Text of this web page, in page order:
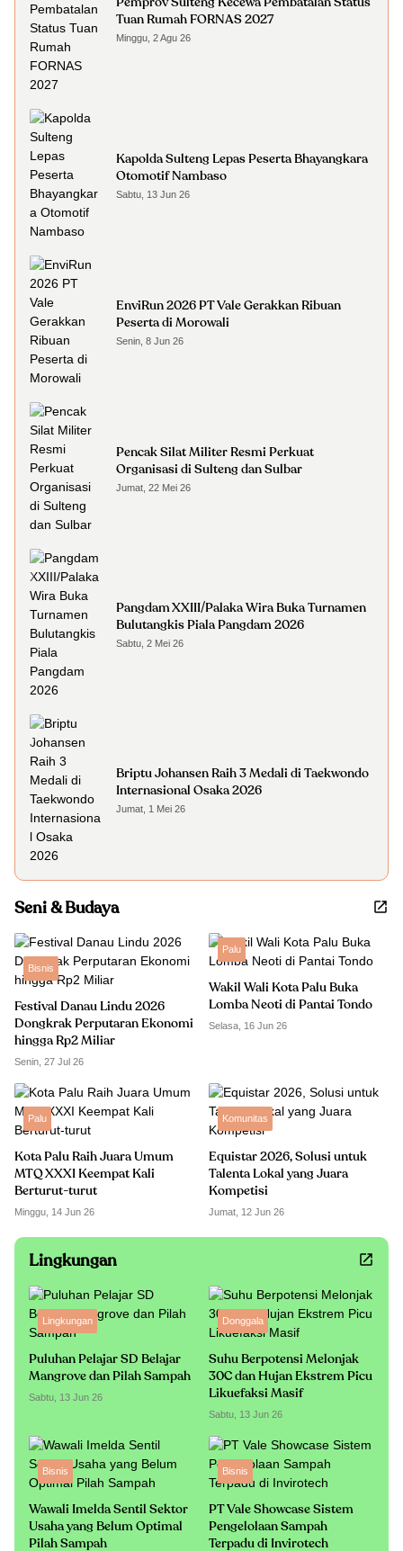
Pemprov Sulteng Kecewa Pembatalan Status
Tuan Rumah FORNAS 2027
Minggu, 2 Agu 26
Kapolda Sulteng Lepas Peserta Bhayangkara
Otomotif Nambaso
Sabtu, 13 Jun 26
EnviRun 2026 PT Vale Gerakkan Ribuan
Peserta di Morowali
Senin, 8 Jun 26
Pencak Silat Militer Resmi Perkuat
Organisasi di Sulteng dan Sulbar
Jumat, 22 Mei 26
Pangdam XXIII/Palaka Wira Buka Turnamen
Bulutangkis Piala Pangdam 2026
Sabtu, 2 Mei 26
Briptu Johansen Raih 3 Medali di Taekwondo
Internasional Osaka 2026
Jumat, 1 Mei 26
Seni & Budaya
Bisnis
Festival Danau Lindu 2026
Dongkrak Perputaran Ekonomi
hingga Rp2 Miliar
Senin, 27 Jul 26
Palu
Wakil Wali Kota Palu Buka
Lomba Neoti di Pantai Tondo
Selasa, 16 Jun 26
Palu
Kota Palu Raih Juara Umum
MTQ XXXI Keempat Kali
Berturut-turut
Minggu, 14 Jun 26
Komunitas
Equistar 2026, Solusi untuk
Talenta Lokal yang Juara
Kompetisi
Jumat, 12 Jun 26
Lingkungan
Lingkungan
Puluhan Pelajar SD Belajar
Mangrove dan Pilah Sampah
Sabtu, 13 Jun 26
Donggala
Suhu Berpotensi Melonjak
30C dan Hujan Ekstrem Picu
Likuefaksi Masif
Sabtu, 13 Jun 26
Bisnis
Wawali Imelda Sentil Sektor
Usaha yang Belum Optimal
Pilah Sampah
Bisnis
PT Vale Showcase Sistem
Pengelolaan Sampah
Terpadu di Invirotech